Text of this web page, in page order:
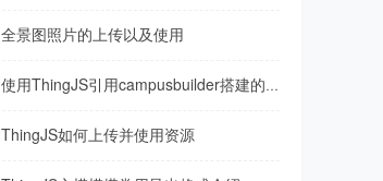
全景图照片的上传以及使用
使用ThingJS引用campusbuilder搭建的三维园区场景
ThingJS如何上传并使用资源